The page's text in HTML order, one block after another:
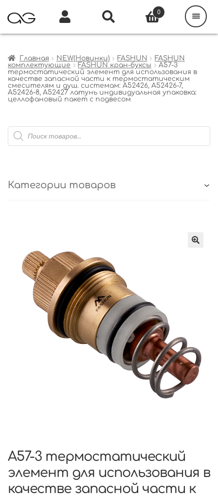
Главная NEW(Новинки) FASHUN
FASHUN
комплектующие
FASHUN кран-буксы
A57-3
термостатический элемент для использования в
качестве запасной части к термостатическим
смесителям и душ. системам: A52426, A52426-7,
A52426-8, A52427 латунь индивидуальная упаковка:
целлофановый пакет с подвесом
Поиск
товаров
Категории товаров
A57-3 термостатический
элемент для использования в
качестве запасной части к
0